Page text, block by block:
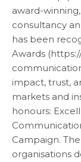
award-
consultancy
has been
Awards
impact, trust,
markets and
honours:
Campaign.
organisations